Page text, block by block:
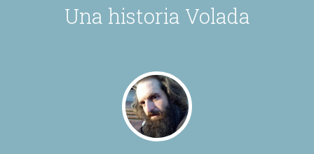
Una historia Volada